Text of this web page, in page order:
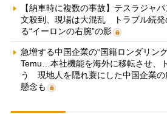
【納車時に複数の事故】テスラジャ
文殺到、現場は大混乱 トラブル続発
る“イーロンの右腕”の影
急増する中国企業の“国籍ロンダリン
Temu…本社機能を海外に移転させ、
う 現地人を隠れ蓑にした中国企業の
懸念も